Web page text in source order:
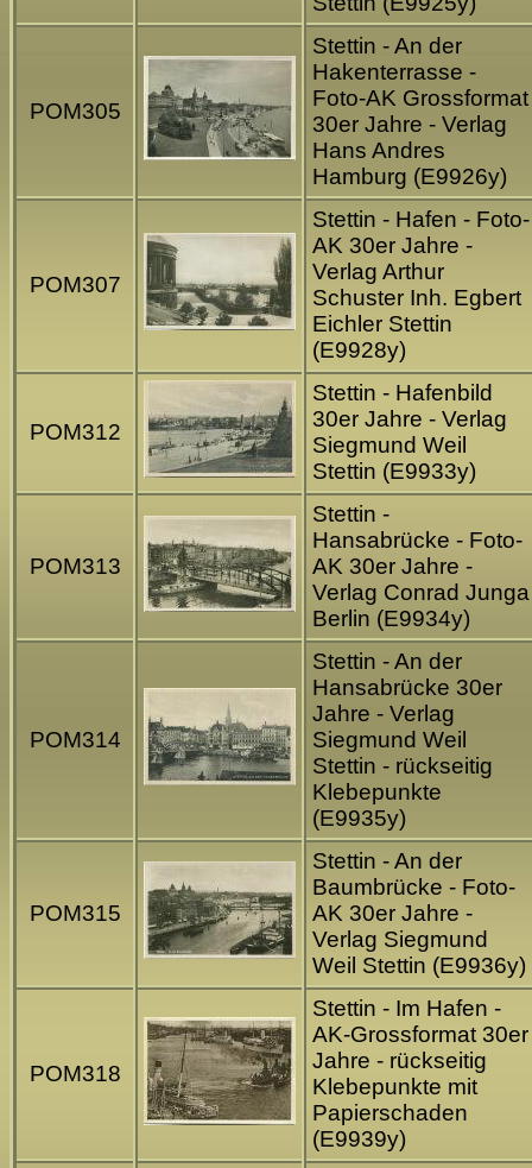
POM305
Stettin - An der
Hakenterrasse -
Foto-AK Grossformat
30er Jahre - Verlag
Hans Andres
Hamburg (E9926y)
POM307
Stettin - Hafen - Foto-
AK 30er Jahre -
Verlag Arthur
Schuster Inh. Egbert
Eichler Stettin
(E9928y)
POM312
Stettin - Hafenbild
30er Jahre - Verlag
Siegmund Weil
Stettin (E9933y)
POM313
Stettin -
Hansabrücke - Foto-
AK 30er Jahre -
Verlag Conrad Junga
Berlin (E9934y)
POM314
Stettin - An der
Hansabrücke 30er
Jahre - Verlag
Siegmund Weil
Stettin - rückseitig
Klebepunkte
(E9935y)
POM315
Stettin - An der
Baumbrücke - Foto-
AK 30er Jahre -
Verlag Siegmund
Weil Stettin (E9936y)
POM318
Stettin - Im Hafen -
AK-Grossformat 30er
Jahre - rückseitig
Klebepunkte mit
Papierschaden
(E9939y)